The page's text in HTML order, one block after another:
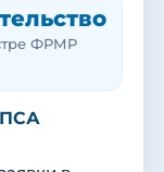
ФРМР
ПСА